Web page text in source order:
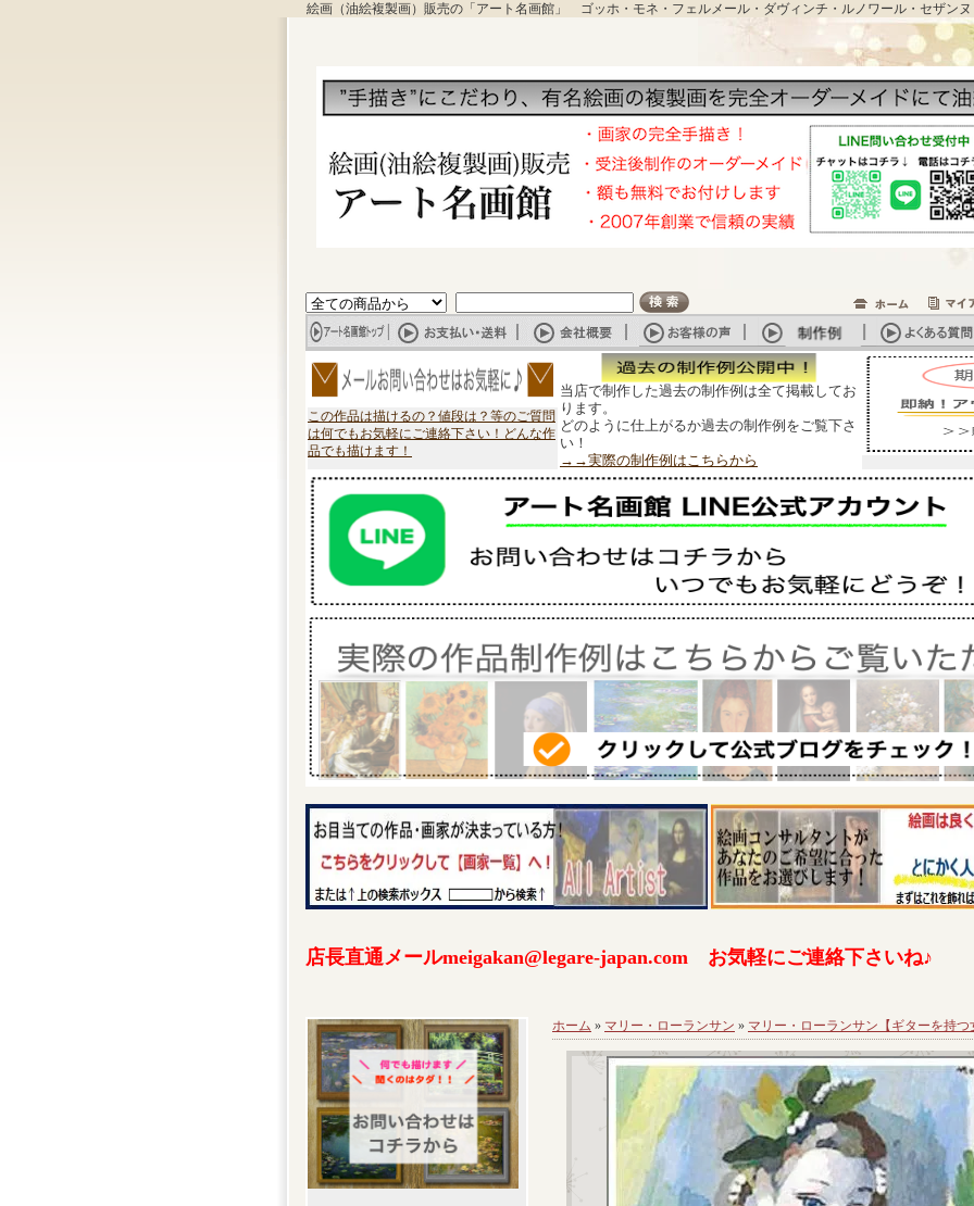
絵画（油絵複製画）販売の「アート名画館」 ゴッホ・モネ・フェルメール・ダヴィンチ・ルノワール・セザン
この作品は描けるの？値段は？等のご質問
は何でもお気軽にご連絡下さい！どんな作
品でも描けます！
当店で制作した過去の制作例は全て掲載してお
ります。
どのように仕上がるか過去の制作例をご覧下さ
い！
→→実際の制作例はこちらから
店長直通メールmeigakan@legare-japan.com お気軽にご連絡下さいね♪
ホーム » マリー・ローランサン » マリー・ローランサン【ギターを持つ